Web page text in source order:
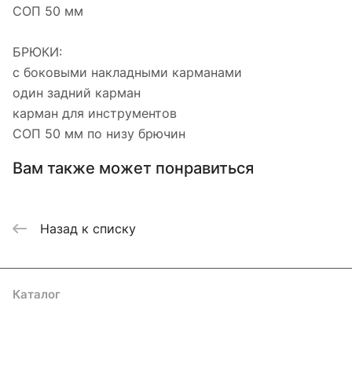
СОП 50 мм
БРЮКИ:
с боковыми накладными карманами
один задний карман
карман для инструментов
СОП 50 мм по низу брючин
Вам также может понравиться
Назад к списку
Каталог